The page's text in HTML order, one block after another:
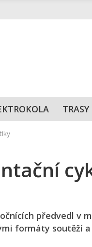
TRASY
předvedl v
formáty soutěží